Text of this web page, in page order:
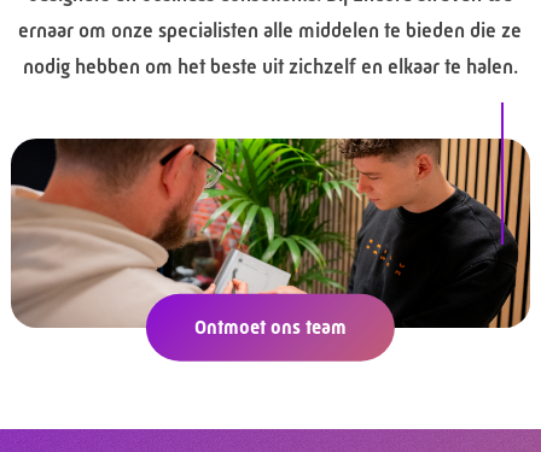
ernaar om onze specialisten alle middelen te bieden die ze
nodig hebben om het beste uit zichzelf en elkaar te halen.
Ontmoet ons team